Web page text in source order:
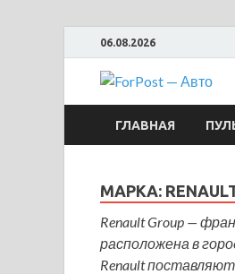
06.08.2026
ГЛАВНАЯ
МАРКА:
Renault Group —
расположена в
Renault